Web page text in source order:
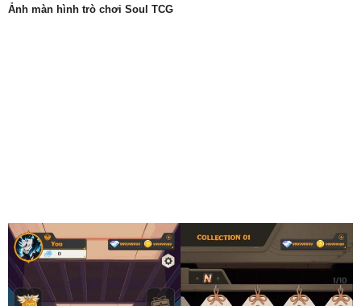
Ảnh màn hình trò chơi Soul TCG